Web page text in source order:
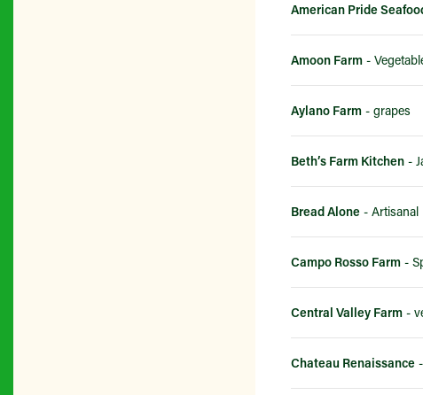
American Pride
Amoon Farm -
Aylano Farm - grapes
Beth’s Farm Kitchen -
Bread Alone
Campo Rosso Farm -
Central Valley Farm -
Chateau Renaissance